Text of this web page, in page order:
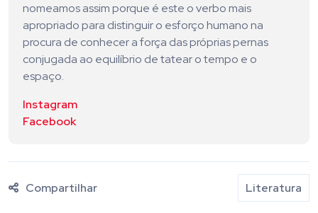
nomeamos assim porque é este o verbo mais
apropriado para distinguir o esforço humano na
procura de conhecer a força das próprias pernas
conjugada ao equilíbrio de tatear o tempo e o
espaço.
Instagram
Facebook
Compartilhar Literatura